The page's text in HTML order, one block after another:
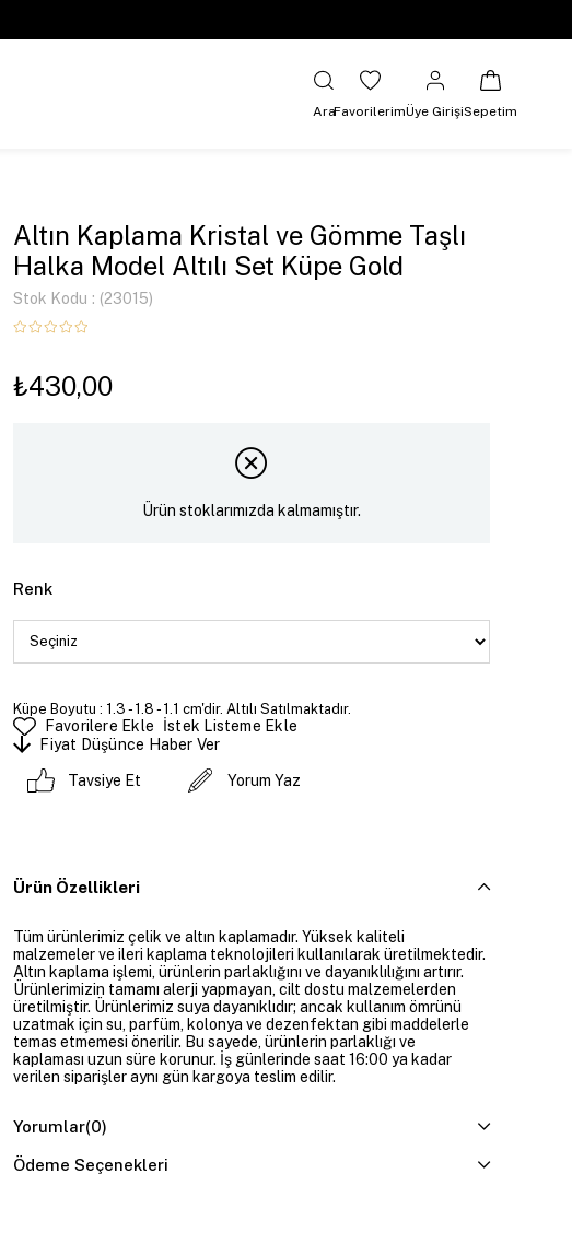
AraFavorilerimÜye GirişiSepetim
Altın Kaplama Kristal ve Gömme Taşlı
Halka Model Altılı Set Küpe Gold
Stok Kodu (23015)
₺430,00
Ürün stoklarımızda kalmamıştır.
Renk
Küpe Boyutu : 1.3 - 1.8 - 1.1 cm'dir. Altılı Satılmaktadır.
Favorilere Ekle
İstek Listeme Ekle
Fiyat Düşünce Haber Ver
Tavsiye Et Yorum Yaz
Ürün Özellikleri
Tüm ürünlerimiz çelik ve altın kaplamadır. Yüksek kaliteli
malzemeler ve ileri kaplama teknolojileri kullanılarak üretilmektedir.
Altın kaplama işlemi, ürünlerin parlaklığını ve dayanıklılığını artırır.
Ürünlerimizin tamamı alerji yapmayan, cilt dostu malzemelerden
üretilmiştir. Ürünlerimiz suya dayanıklıdır; ancak kullanım ömrünü
uzatmak için su, parfüm, kolonya ve dezenfektan gibi maddelerle
temas etmemesi önerilir. Bu sayede, ürünlerin parlaklığı ve
kaplaması uzun süre korunur. İş günlerinde saat 16:00 ya kadar
verilen siparişler aynı gün kargoya teslim edilir.
Yorumlar(0)
Ödeme Seçenekleri